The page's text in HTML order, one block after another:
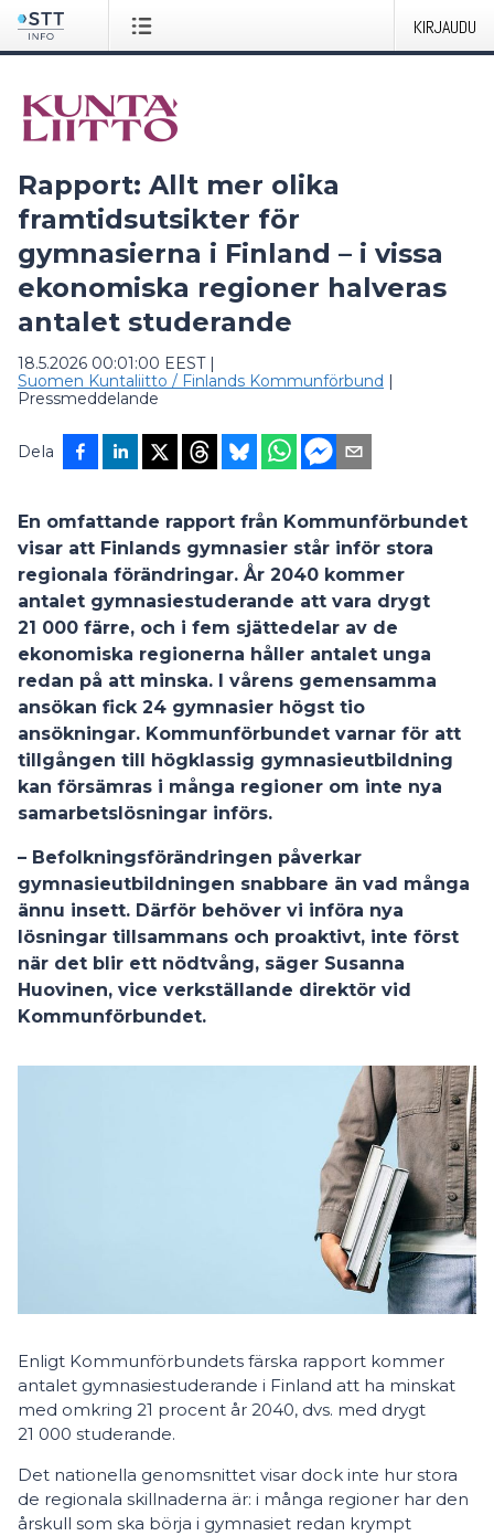
KIRJAUDU
Rapport: Allt mer olika
framtidsutsikter för
gymnasierna i Finland – i vissa
ekonomiska regioner halveras
antalet studerande
18.5.2026 00:01:00 EEST|
Suomen Kuntaliitto / Finlands Kommunförbund |
Pressmeddelande
Dela
En omfattande rapport från Kommunförbundet
visar att Finlands gymnasier står inför stora
regionala förändringar. År 2040 kommer
antalet gymnasiestuderande att vara drygt
21 000 färre, och i fem sjättedelar av de
ekonomiska regionerna håller antalet unga
redan på att minska. I vårens gemensamma
ansökan fick 24 gymnasier högst tio
ansökningar. Kommunförbundet varnar för att
tillgången till högklassig gymnasieutbildning
kan försämras i många regioner om inte nya
samarbetslösningar införs.
– Befolkningsförändringen påverkar
gymnasieutbildningen snabbare än vad många
ännu insett. Därför behöver vi införa nya
lösningar tillsammans och proaktivt, inte först
när det blir ett nödtvång, säger Susanna
Huovinen, vice verkställande direktör vid
Kommunförbundet.
Enligt Kommunförbundets färska rapport kommer
antalet gymnasiestuderande i Finland att ha minskat
med omkring 21 procent år 2040, dvs. med drygt
21 000 studerande.
Det nationella genomsnittet visar dock inte hur stora
de regionala skillnaderna är: i många regioner har den
årskull som ska börja i gymnasiet redan krympt